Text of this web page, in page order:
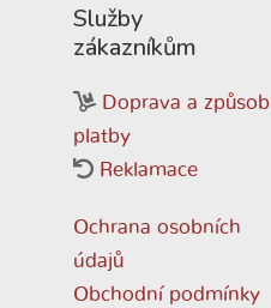
Služby
zákazníkům
Doprava a způsob
platby
Reklamace
Ochrana osobních
údajů
Obchodní podmínky